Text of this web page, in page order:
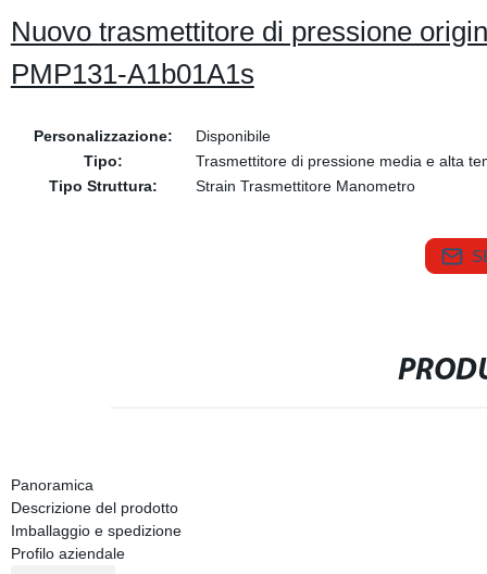
Nuovo trasmettitore di pressione
PMP131-A1b01A1s
Personalizzazione:
Disponibile
Tipo:
Trasmettitore di pressione media e alta
Tipo Struttura:
Strain Trasmettitore Manometro
Panoramica
Descrizione del prodotto
Imballaggio e spedizione
Profilo aziendale